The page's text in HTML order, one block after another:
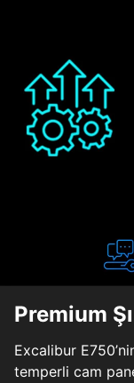
Premium
Excalibur
temperli cam